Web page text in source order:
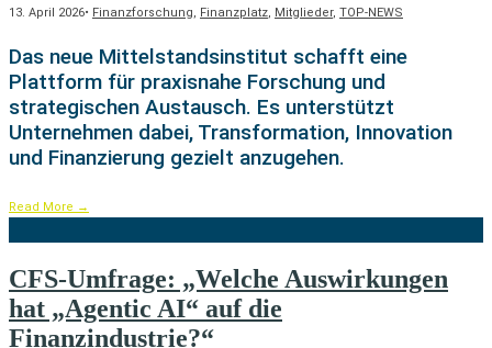
13. April 2026• Finanzforschung, Finanzplatz, Mitglieder, TOP-NEWS
Das neue Mittelstandsinstitut schafft eine
Plattform für praxisnahe Forschung und
strategischen Austausch. Es unterstützt
Unternehmen dabei, Transformation, Innovation
und Finanzierung gezielt anzugehen.
Read More →
CFS-Umfrage: „Welche Auswirkungen
hat „Agentic AI“ auf die
Finanzindustrie?“